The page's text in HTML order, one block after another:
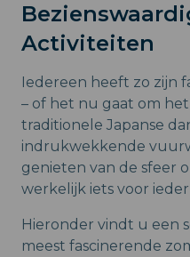
Activiteiten
Iedereen heeft zo zijn
– of het nu gaat om
traditionele Japanse
indrukwekkende
genieten van de sfeer
werkelijk iets voor
Hieronder vindt u een
meest fascinerende